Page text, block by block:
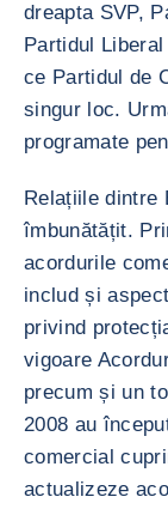
dreapta SVP,
Partidul
ce Partidul de
singur loc.
programate
Relațiile dintre
îmbunătățit.
acordurile
includ și
privind
vigoare
precum și un
2008 au
comercial
actualizeze